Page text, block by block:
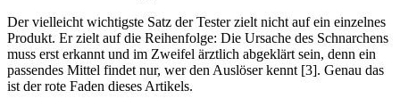
Der vielleicht wichtigste Satz der Tester zielt nicht auf ein einzelnes
Produkt. Er zielt auf die Reihenfolge: Die Ursache des Schnarchens
muss erst erkannt und im Zweifel ärztlich abgeklärt sein, denn ein
passendes Mittel findet nur, wer den Auslöser kennt [3]. Genau das
ist der rote Faden dieses Artikels.